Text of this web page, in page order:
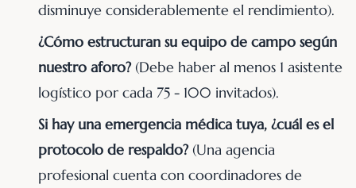
disminuye considerablemente el rendimiento).
¿Cómo estructuran su equipo de campo según
nuestro aforo?(Debe haber al menos 1 asistente
logístico por cada 75 - 100 invitados).
Si hay una emergencia médica tuya, ¿cuál es el
protocolo de respaldo?(Una agencia
profesional cuenta con coordinadores de